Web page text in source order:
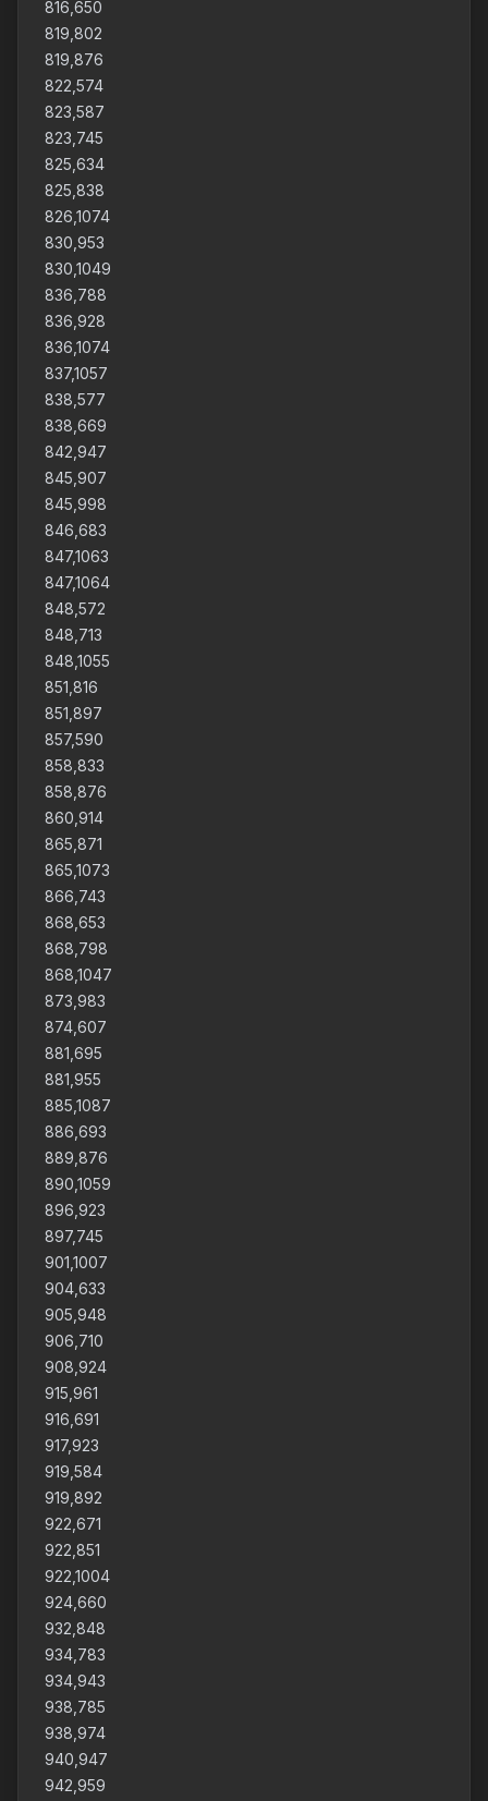
816,650
819,802
819,876
822,574
823,587
823,745
825,634
825,838
826,1074
830,953
830,1049
836,788
836,928
836,1074
837,1057
838,577
838,669
842,947
845,907
845,998
846,683
847,1063
847,1064
848,572
848,713
848,1055
851,816
851,897
857,590
858,833
858,876
860,914
865,871
865,1073
866,743
868,653
868,798
868,1047
873,983
874,607
881,695
881,955
885,1087
886,693
889,876
890,1059
896,923
897,745
901,1007
904,633
905,948
906,710
908,924
915,961
916,691
917,923
919,584
919,892
922,671
922,851
922,1004
924,660
932,848
934,783
934,943
938,785
938,974
940,947
942,959